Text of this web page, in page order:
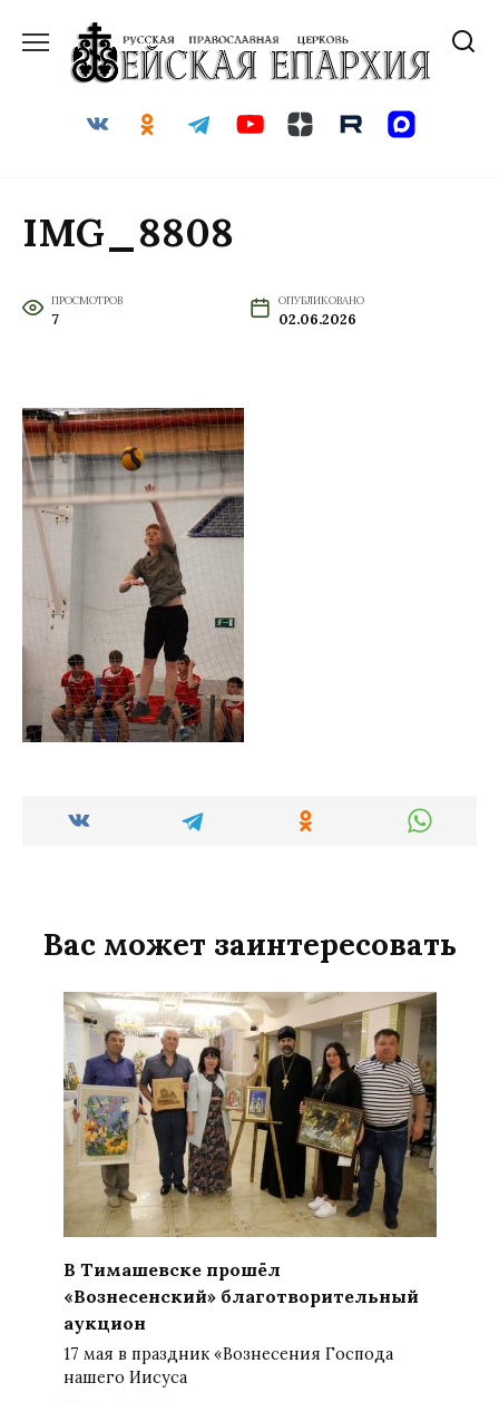
содержанию
IMG_8808
ПРОСМОТРОВ
7
ОПУБЛИКОВАНО
02.06.2026
Вас может заинтересовать
В Тимашевске прошёл
«Вознесенский» благотворительный
аукцион
17 мая в праздник «Вознесения Господа
нашего Иисуса